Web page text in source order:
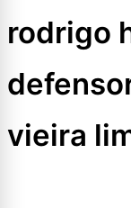
rodrigo
vieira